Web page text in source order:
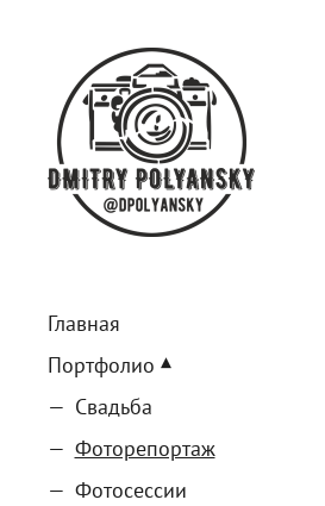
Главная
Портфолио
Свадьба
Фоторепортаж
Фотосессии